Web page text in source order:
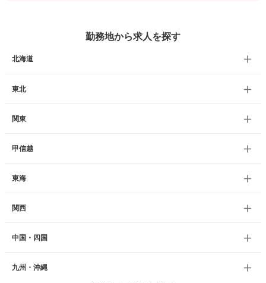
勤務地から求人を探す
北海道
東北
関東
甲信越
東海
関西
中国・四国
九州・沖縄